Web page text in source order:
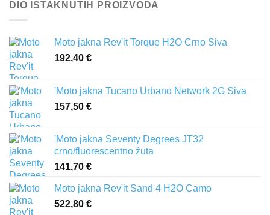
DIO ISTAKNUTIH PROIZVODA
Moto jakna Rev'it Torque H2O Crno Siva
192,40 €
'Moto jakna Tucano Urbano Network 2G Siva
157,50 €
'Moto jakna Seventy Degrees JT32
crno/fluorescentno žuta
141,70 €
Moto jakna Rev'it Sand 4 H2O Camo
522,80 €